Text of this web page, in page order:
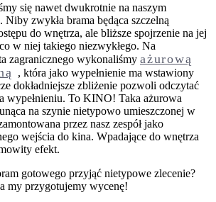
się nawet dwukrotnie na naszym
zwykła brama będąca szczelną
do wnętrza, ale bliższe spojrzenie na jej
w niej takiego niezwykłego. Na
zagranicznego wykonaliśmy ażurową
, która jako wypełnienie ma wstawiony
dokładniejsze zbliżenie pozwoli odczytać
wypełnieniu. To KINO! Taka ażurowa
na szynie nietypowo umieszczonej w
przez nasz zespół jako
wejścia do kina. Wpadające do wnętrza
efekt.
gotowego przyjąć nietypowe zlecenie?
my przygotujemy wycenę!